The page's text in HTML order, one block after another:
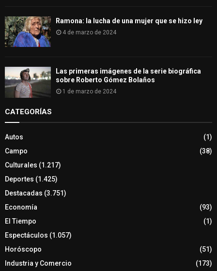
Ramona: la lucha de una mujer que se hizo ley
4 de marzo de 2024
Las primeras imágenes de la serie biográfica
sobre Roberto Gómez Bolaños
1 de marzo de 2024
CATEGORÍAS
Autos
(1)
Campo
(38)
Culturales (1.217)
Deportes (1.425)
Destacadas (3.751)
Economía
(93)
El Tiempo
(1)
Espectáculos (1.057)
Horóscopo
(51)
Industria y Comercio
(173)